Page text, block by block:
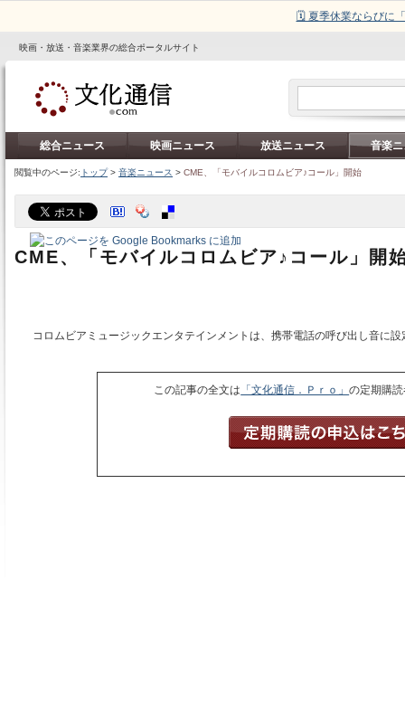
🗓️ 夏季休業ならびに
映画・放送・音楽業界の総合ポータルサイト
総合ニュース 映画ニュース 放送ニュース 音楽
閲覧中のページ: トップ> 音楽ニュース > CME、「モバイルコロムビア♪コール」開始
CME、「モバイルコロムビア♪コール」開
コロムビアミュージックエンタテインメントは、携帯電話の呼び出し音に
この記事の全文は 「文化通信．Ｐｒｏ」の定期購